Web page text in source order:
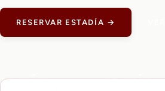
RESERVAR ESTADÍA →
15 min 10 min